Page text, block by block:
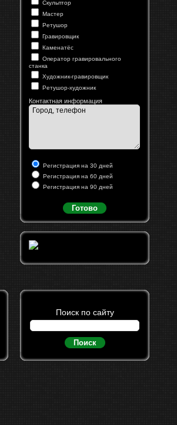
Скульптор
Мастер
Ретушор
Гравировщик
Каменатёс
Оператор гравировального
станка
Художник-гравировщик
Ретушор-художник
Контактная информация
Регистрация на 30 дней
Регистрация на 60 дней
Регистрация на 90 дней
Готово
Поиск по сайту
Поиск